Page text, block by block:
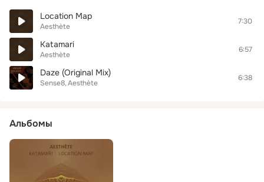
Location Map
Aesthète
7:30
Katamari
Aesthète
6:57
Daze (Original Mix)
Sense8 Aesthète
6:38
Альбомы